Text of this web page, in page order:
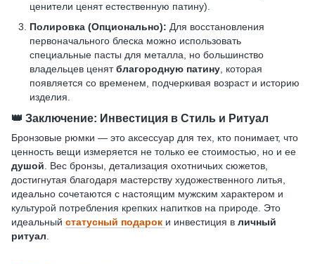
ценители ценят естественную патину).
Полировка (Опционально): Для восстановления
первоначального блеска можно использовать
специальные пасты для металла, но большинство
владельцев ценятблагородную патину , которая
появляется со временем, подчеркивая возраст и историю
изделия.
👑 Заключение: Инвестиция в Стиль и Ритуал
Бронзовые рюмки — это аксессуар для тех, кто понимает, что
ценность вещи измеряется не только ее стоимостью, но и ее
душой. Вес бронзы, детализация охотничьих сюжетов,
достигнутая благодаря мастерству художественного литья,
идеально сочетаются с настоящим мужским характером и
культурой потребления крепких напитков на природе. Это
идеальный статусный подарок и инвестиция в личный
ритуал.